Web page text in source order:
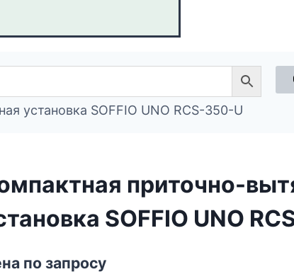
установка SOFFIO UNO RCS-350-U
приточно-
SOFFIO UNO
по запросу